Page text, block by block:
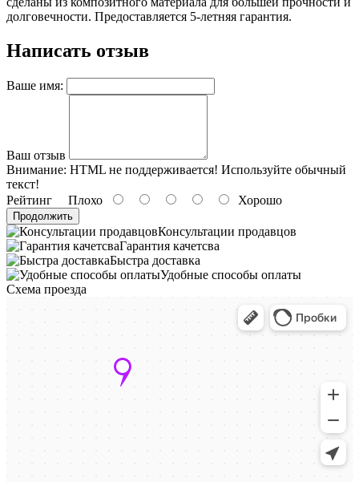
долговечности. Предоставляется 5-летняя гарантия.
Написать отзыв
Ваше имя:
Ваш отзыв
Внимание: HTML не поддерживается! Используйте обычный
текст!
Рейтинг Плохо Хорошо
Продолжить
Консультации продавцов
Гарантия качетсва
Быстра доставка
Удобные способы оплаты
Схема проезда